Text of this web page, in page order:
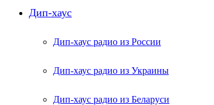
Дип-хаус
Дип-хаус радио из России
Дип-хаус радио из Украины
Дип-хаус радио из Беларуси